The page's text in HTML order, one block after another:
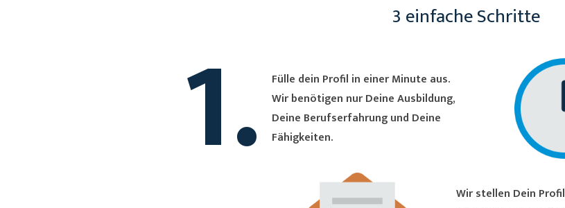
3 einfache Schritte
1.
Fülle dein Profil in einer Minute aus.
Wir benötigen nur Deine Ausbildung,
Deine Berufserfahrung und Deine
Fähigkeiten.
Wir stellen Dein Profil als Key-